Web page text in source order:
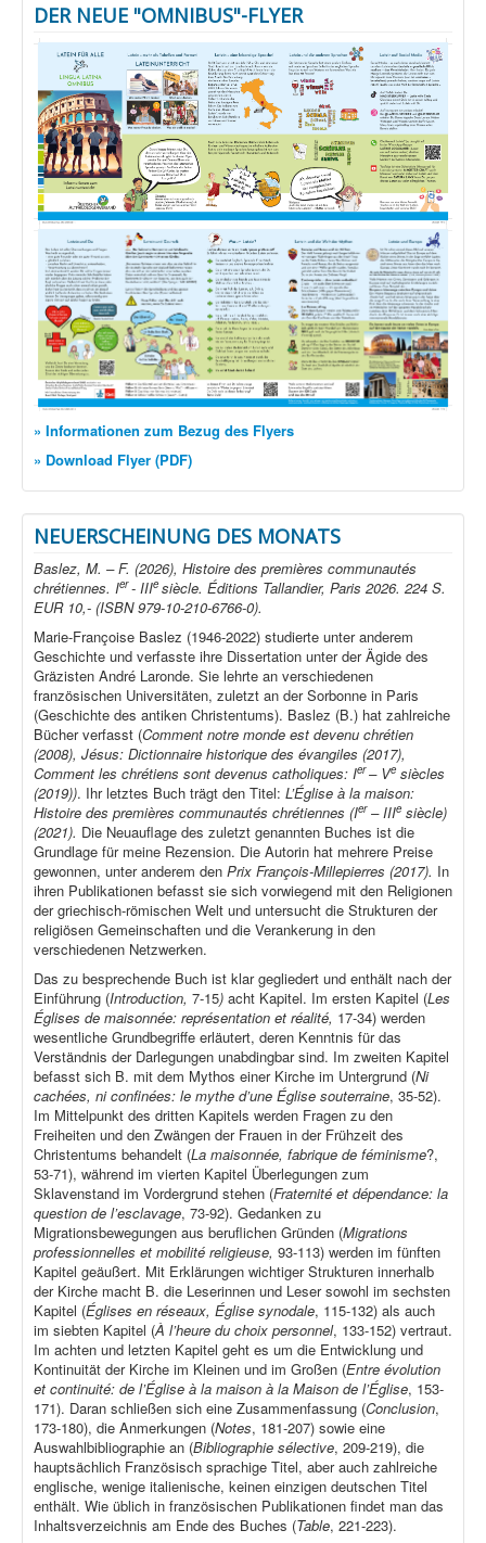
DER NEUE "OMNIBUS"-FLYER
» Informationen zum Bezug des Flyers
» Download Flyer (PDF)
NEUERSCHEINUNG DES MONATS
Baslez, M. – F. (2026), Histoire des premières communautés
chrétiennes. Ier- IIIe siècle. Éditions Tallandier, Paris 2026. 224 S.
EUR 10,- (ISBN 979-10-210-6766-0).
Marie-Françoise Baslez (1946-2022) studierte unter anderem
Geschichte und verfasste ihre Dissertation unter der Ägide des
Gräzisten André Laronde. Sie lehrte an verschiedenen
französischen Universitäten, zuletzt an der Sorbonne in Paris
(Geschichte des antiken Christentums). Baslez (B.) hat zahlreiche
Bücher verfasst (Comment notre monde est devenu chrétien
(2008), Jésus: Dictionnaire historique des évangiles (2017),
Comment les chrétiens sont devenus catholiques: Ier– Ve siècles
(2019)). Ihr letztes Buch trägt den Titel: L’Église à la maison:
Histoire des premières communautés chrétiennes (Ier– IIIe siècle)
(2021). Die Neuauflage des zuletzt genannten Buches ist die
Grundlage für meine Rezension. Die Autorin hat mehrere Preise
gewonnen, unter anderem den Prix François-Millepierres (2017). In
ihren Publikationen befasst sie sich vorwiegend mit den Religionen
der griechisch-römischen Welt und untersucht die Strukturen der
religiösen Gemeinschaften und die Verankerung in den
verschiedenen Netzwerken.
Das zu besprechende Buch ist klar gegliedert und enthält nach der
Einführung (Introduction, 7-15) acht Kapitel. Im ersten Kapitel (Les
Églises de maisonnée: représentation et réalité, 17-34) werden
wesentliche Grundbegriffe erläutert, deren Kenntnis für das
Verständnis der Darlegungen unabdingbar sind. Im zweiten Kapitel
befasst sich B. mit dem Mythos einer Kirche im Untergrund (Ni
cachées, ni confinées: le mythe d’une Église souterraine, 35-52).
Im Mittelpunkt des dritten Kapitels werden Fragen zu den
Freiheiten und den Zwängen der Frauen in der Frühzeit des
Christentums behandelt (La maisonnée, fabrique de féminisme?,
53-71), während im vierten Kapitel Überlegungen zum
Sklavenstand im Vordergrund stehen (Fraternité et dépendance: la
question de l’esclavage, 73-92). Gedanken zu
Migrationsbewegungen aus beruflichen Gründen (Migrations
professionnelles et mobilité religieuse, 93-113) werden im fünften
Kapitel geäußert. Mit Erklärungen wichtiger Strukturen innerhalb
der Kirche macht B. die Leserinnen und Leser sowohl im sechsten
Kapitel (Églises en réseaux, Église synodale, 115-132) als auch
im siebten Kapitel (À l’heure du choix personnel, 133-152) vertraut.
Im achten und letzten Kapitel geht es um die Entwicklung und
Kontinuität der Kirche im Kleinen und im Großen (Entre évolution
et continuité: de l’Église à la maison à la Maison de l’Église, 153-
171). Daran schließen sich eine Zusammenfassung (Conclusion,
173-180), die Anmerkungen (Notes, 181-207) sowie eine
Auswahlbibliographie an (Bibliographie sélective, 209-219), die
hauptsächlich Französisch sprachige Titel, aber auch zahlreiche
englische, wenige italienische, keinen einzigen deutschen Titel
enthält. Wie üblich in französischen Publikationen findet man das
Inhaltsverzeichnis am Ende des Buches (Table, 221-223).